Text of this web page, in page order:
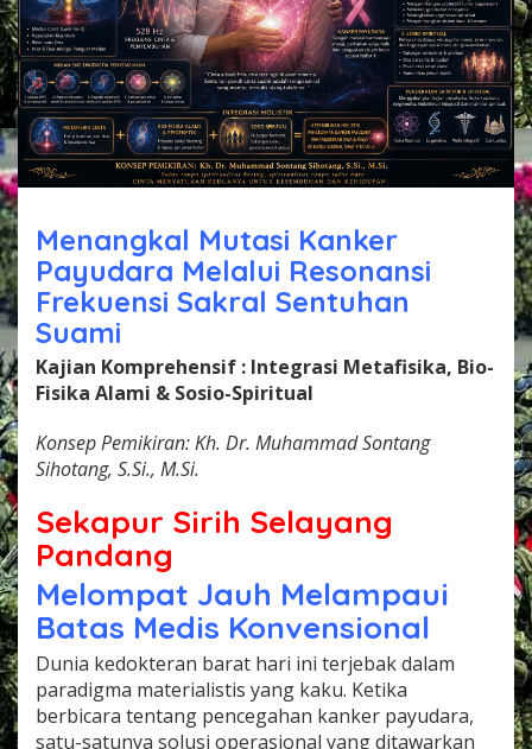
C
I
N
T
A
&
R
E
L
U
S
I
I
G
N
K
Menangkal Mutasi Kanker
Payudara Melalui Resonansi
Frekuensi Sakral Sentuhan
Suami
Kajian Komprehensif : Integrasi Metafisika, Bio-
Fisika Alami & Sosio-Spiritual
Konsep Pemikiran: Kh. Dr. Muhammad Sontang
Sihotang, S.Si., M.Si.
Sekapur Sirih Selayang
Pandang
Melompat Jauh Melampaui
Batas Medis Konvensional
Dunia kedokteran barat hari ini terjebak dalam
paradigma materialistis yang kaku. Ketika
berbicara tentang pencegahan kanker payudara,
satu-satunya solusi operasional yang ditawarkan